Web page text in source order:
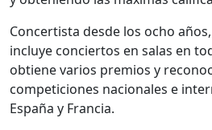
Concertista desde los ocho
incluye conciertos en salas en
obtiene varios premios y
competiciones nacionales e
España y Francia.